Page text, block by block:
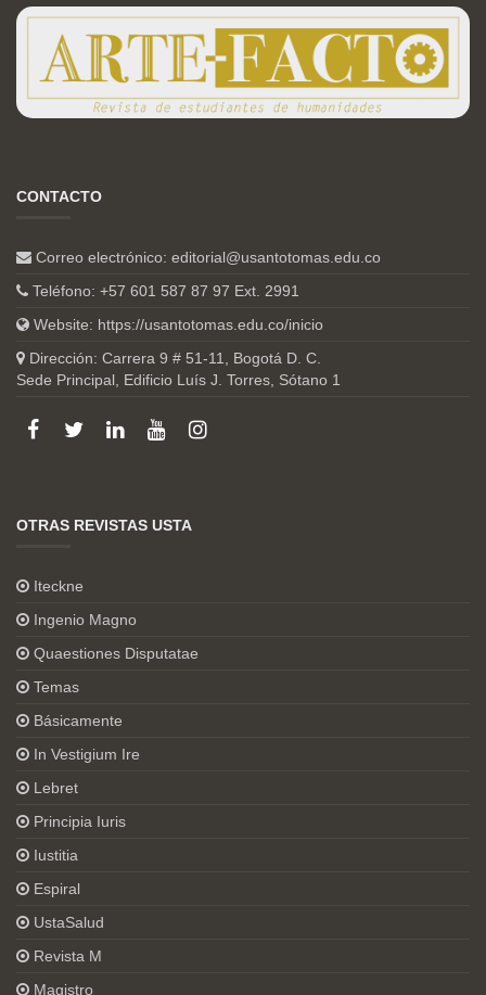
CONTACTO
Correo electrónico: editorial@usantotomas.edu.co
Teléfono: +57 601 587 87 97 Ext. 2991
Website: https://usantotomas.edu.co/inicio
Dirección: Carrera 9 # 51-11, Bogotá D. C.
Sede Principal, Edificio Luís J. Torres, Sótano 1
OTRAS REVISTAS USTA
Iteckne
Ingenio Magno
Quaestiones Disputatae
Temas
Básicamente
In Vestigium Ire
Lebret
Principia Iuris
Iustitia
Espiral
UstaSalud
Revista M
Magistro